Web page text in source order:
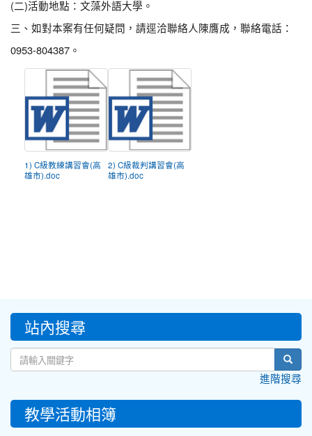
(二)活動地點：文藻外語大學。
三、如對本案有任何疑問，請逕洽聯絡人陳膺成，聯絡電話：
0953-804387。
1) C級教練講習會(高
雄市).doc
2) C級裁判講習會(高
雄市).doc
::: 站內搜尋
進階搜尋
教學活動相簿